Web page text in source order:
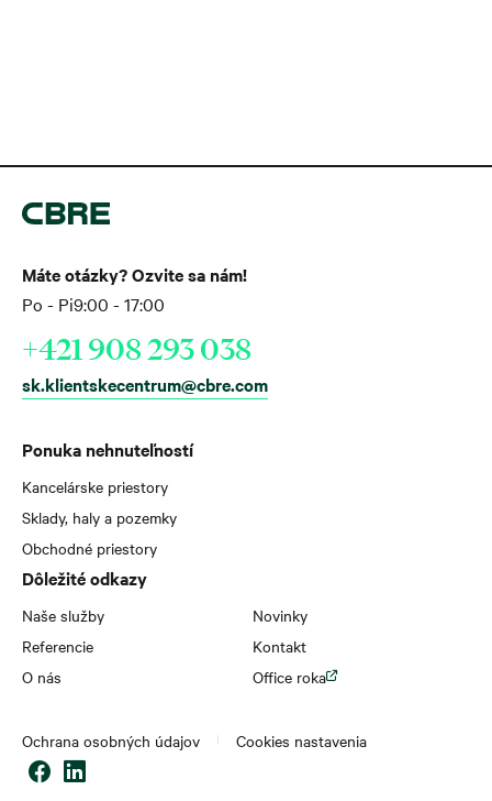
Ponuka nehnuteľností
Kancelárske priestory
Sklady, haly a pozemky
Obchodné priestory
Dôležité odkazy
Naše služby
Referencie
O nás
Novinky
Kontakt
Office roka
Máte otázky? Ozvite sa nám!
Po - Pi9:00 - 17:00
+421 908 293 038
sk.klientskecentrum@cbre.com
Ochrana osobných údajov Cookies nastavenia